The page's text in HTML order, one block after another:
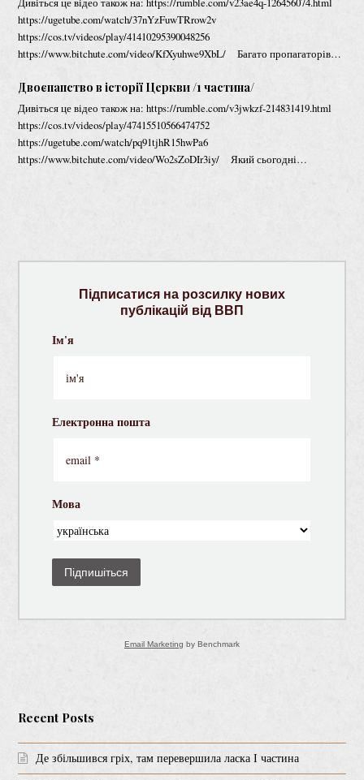
https://ugetube.com/watch/37nYzFuwTRrow2v
https://cos.tv/videos/play/41410295390048256
https://www.bitchute.com/video/KfXyuhwe9XbL/ Багато пропагаторів…
Двоєпапство в історії Церкви /1 частина/
Дивіться це відео також на: https://rumble.com/v3jwkzf-214831419.html
https://cos.tv/videos/play/47415510566474752
https://ugetube.com/watch/pq91tjhR15hwPa6
https://www.bitchute.com/video/Wo2sZoDIr3iy/ Який сьогодні…
Підписатися на розсилку нових
публікацій від ВВП
Ім'я
Електронна пошта
Мова
Підпишіться
Email Marketing by Benchmark
Recent Posts
Де збільшився гріх, там перевершила ласка І частина